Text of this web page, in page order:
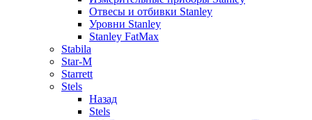
Отвесы и отбивки Stanley
Уровни Stanley
Stanley FatMax
Stabila
Star-M
Starrett
Stels
Назад
Stels